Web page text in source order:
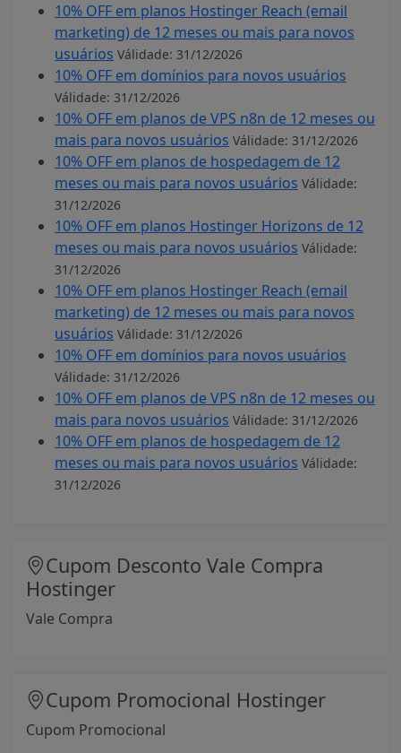
10% OFF em planos Hostinger Reach (email
marketing) de 12 meses ou mais para novos
usuários Válidade: 31/12/2026
10% OFF em domínios para novos usuários
Válidade: 31/12/2026
10% OFF em planos de VPS n8n de 12 meses ou
mais para novos usuários Válidade: 31/12/2026
10% OFF em planos de hospedagem de 12
meses ou mais para novos usuários Válidade:
31/12/2026
10% OFF em planos Hostinger Horizons de 12
meses ou mais para novos usuários Válidade:
31/12/2026
10% OFF em planos Hostinger Reach (email
marketing) de 12 meses ou mais para novos
usuários Válidade: 31/12/2026
10% OFF em domínios para novos usuários
Válidade: 31/12/2026
10% OFF em planos de VPS n8n de 12 meses ou
mais para novos usuários Válidade: 31/12/2026
10% OFF em planos de hospedagem de 12
meses ou mais para novos usuários Válidade:
31/12/2026
Cupom Desconto Vale Compra
Hostinger
Vale Compra
Cupom Promocional Hostinger
Cupom Promocional